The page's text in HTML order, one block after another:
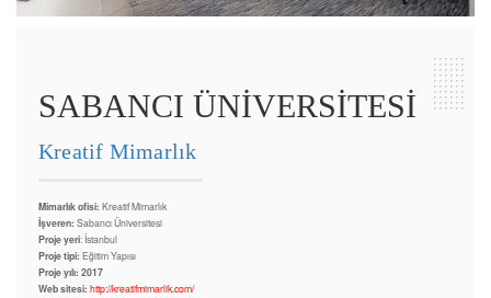
SABANCI ÜNİVERSİTESİ
Kreatif Mimarlık
Mimarlık ofisi: Kreatif Mimarlık
İşveren: Sabancı Üniversitesi
Proje yeri: İstanbul
Proje tipi: Eğitim Yapısı
Proje yılı: 2017
Web sitesi: http://kreatifmimarlik.com/